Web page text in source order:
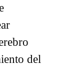
del